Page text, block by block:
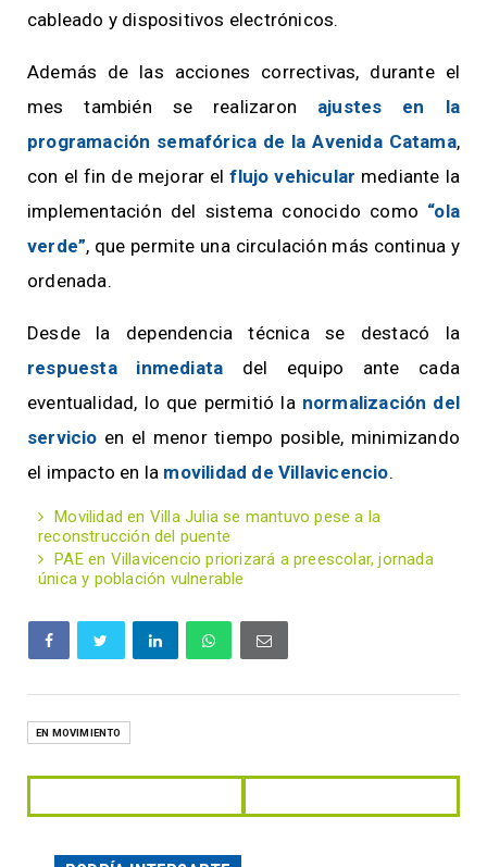
cableado y dispositivos electrónicos.
Además de las acciones correctivas, durante el
mes también se realizaron ajustes en la
programación semafórica de la Avenida Catama,
con el fin de mejorar elflujo vehicular mediante la
implementación del sistema conocido como “ola
verde”, que permite una circulación más continua y
ordenada.
Desde la dependencia técnica se destacó la
respuesta inmediata del equipo ante cada
eventualidad, lo que permitió la normalización del
servicio en el menor tiempo posible, minimizando
el impacto en la movilidad de Villavicencio.
Movilidad en Villa Julia se mantuvo pese a la
reconstrucción del puente
PAE en Villavicencio priorizará a preescolar, jornada
única y población vulnerable
EN MOVIMIENTO